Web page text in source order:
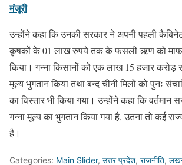
मंजूरी
उन्होंने कहा कि उनकी सरकार ने अपनी पहली
कृषकों के 01 लाख रुपये तक के फसली ऋण को
किया। गन्ना किसानों को एक लाख 15 हजार करोड़
मूल्य भुगतान किया तथा बन्द चीनी मिलों को पुनः
का विस्तार भी किया गया। उन्होंने कहा कि वर्तमान
गन्ना मूल्य का भुगतान किया गया है, उतना तो कई
है।
Categories: Main Slider, उत्तर प्रदेश, राजनीति,